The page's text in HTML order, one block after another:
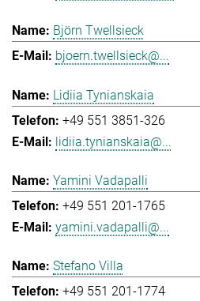
Björn Twellsieck
bjoern.twellsieck@...
Lidiia Tynianskaia
+49 551 3851-326
lidiia.tynianskaia@...
Yamini Vadapalli
+49 551 201-1765
yamini.vadapalli@...
Stefano Villa
+49 551 201-1774